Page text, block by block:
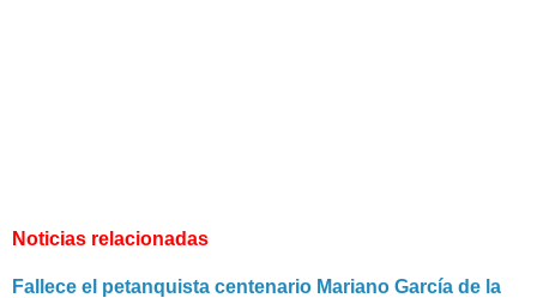
Noticias relacionadas
Fallece el petanquista centenario Mariano García de la